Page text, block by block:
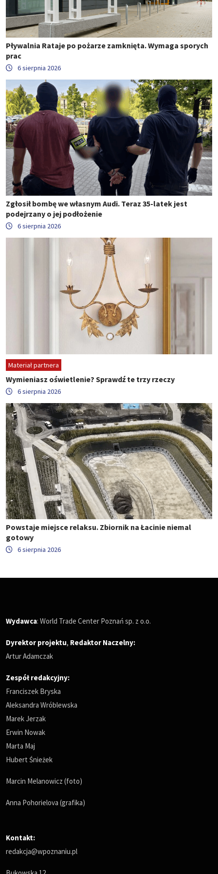
Pływalnia Rataje po pożarze zamknięta. Wymaga sporych
prac
6 sierpnia 2026
Zgłosił bombę we własnym Audi. Teraz 35-latek jest
podejrzany o jej podłożenie
6 sierpnia 2026
Materiał partnera
Wymieniasz oświetlenie? Sprawdź te trzy rzeczy
6 sierpnia 2026
Powstaje miejsce relaksu. Zbiornik na Łacinie niemal
gotowy
6 sierpnia 2026
Wydawca: World Trade Center Poznań sp. z o.o.
Dyrektor projektu, Redaktor Naczelny:
Artur Adamczak
Zespół redakcyjny:
Franciszek Bryska
Aleksandra Wróblewska
Marek Jerzak
Erwin Nowak
Marta Maj
Hubert Śnieżek
Marcin Melanowicz (foto)
Anna Pohorielova (grafika)
Kontakt:
redakcja@wpoznaniu.pl